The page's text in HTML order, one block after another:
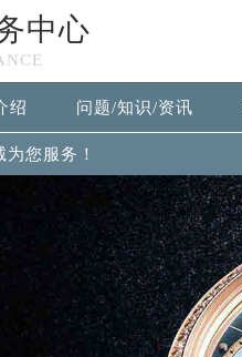
中心
绍 问题/知识/资讯
您服务！